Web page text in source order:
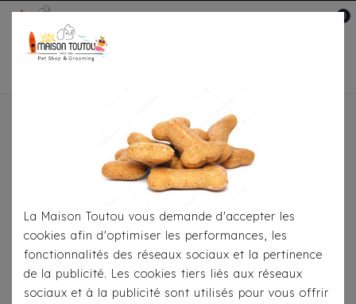
0
Toutou® Handmade
Le Sac Kangourou,
Sac Messsenger
Sac Messenger Pilou Tressé
Beige
La Maison Toutou vous demande d'accepter les
cookies afin d'optimiser les performances, les
fonctionnalités des réseaux sociaux et la pertinence
de la publicité. Les cookies tiers liés aux réseaux
sociaux et à la publicité sont utilisés pour vous offrir